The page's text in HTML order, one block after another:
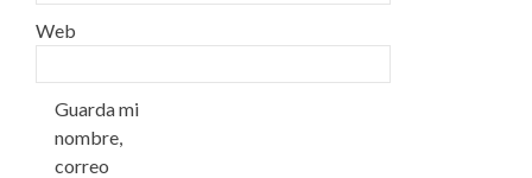
Web
Guarda mi
nombre,
correo